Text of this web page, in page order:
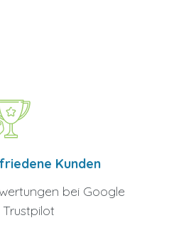
Kunden
bei Google